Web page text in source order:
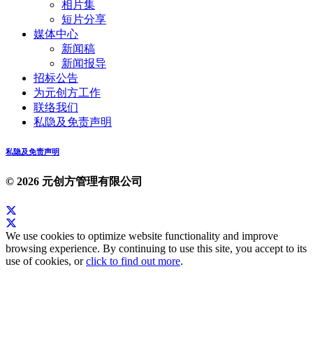
相片集
短片分享
媒体中心
新闻稿
新闻报导
招标公告
为元创方工作
联络我们
私隐及免责声明
私隐及免责声明
© 2026 元创方管理有限公司
We use cookies to optimize website functionality and improve
browsing experience. By continuing to use this site, you accept to its
use of cookies, orclick to find out more.